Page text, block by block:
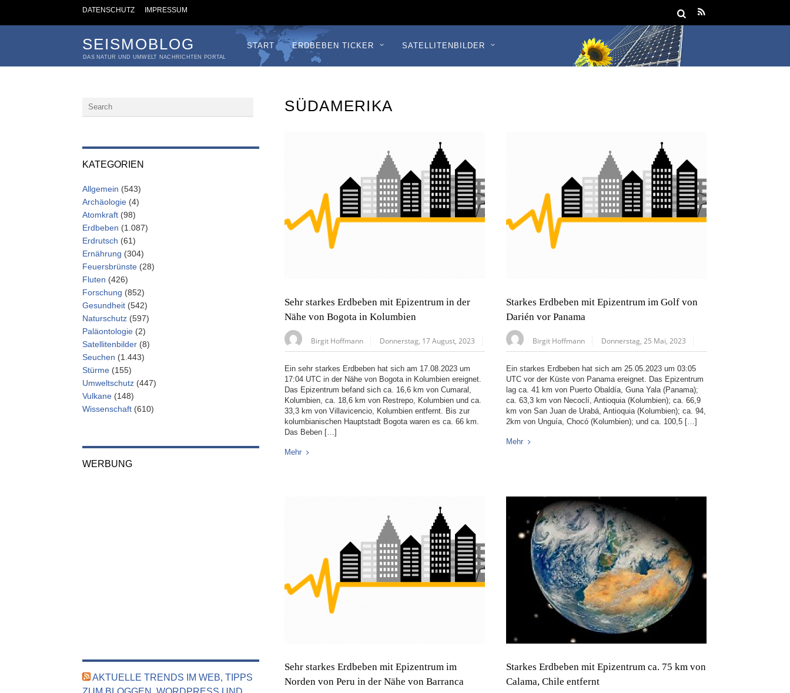
DATENSCHUTZ IMPRESSUM
SEISMOBLOG
DAS NATUR UND UMWELT NACHRICHTEN PORTAL
START ERDBEBEN TICKER SATELLITENBILDER
SÜDAMERIKA
Sehr starkes Erdbeben mit Epizentrum in der
Nähe von Bogota in Kolumbien
Birgit Hoffmann Donnerstag, 17 August, 2023
Ein sehr starkes Erdbeben hat sich am 17.08.2023 um
17:04 UTC in der Nähe von Bogota in Kolumbien ereignet.
Das Epizentrum befand sich ca. 16,6 km von Cumaral,
Kolumbien, ca. 18,6 km von Restrepo, Kolumbien und ca.
33,3 km von Villavicencio, Kolumbien entfernt. Bis zur
kolumbianischen Hauptstadt Bogota waren es ca. 66 km.
Das Beben […]
Mehr
Starkes Erdbeben mit Epizentrum im Golf von
Darién vor Panama
Birgit Hoffmann Donnerstag, 25 Mai, 2023
Ein starkes Erdbeben hat sich am 25.05.2023 um 03:05
UTC vor der Küste von Panama ereignet. Das Epizentrum
lag ca. 41 km von Puerto Obaldía, Guna Yala (Panama);
ca. 63,3 km von Necoclí, Antioquia (Kolumbien); ca. 66,9
km von San Juan de Urabá, Antioquia (Kolumbien); ca. 94,
2km von Unguía, Chocó (Kolumbien); und ca. 100,5 […]
Mehr
Sehr starkes Erdbeben mit Epizentrum im
Norden von Peru in der Nähe von Barranca
Starkes Erdbeben mit Epizentrum ca. 75 km von
Calama, Chile entfernt
KATEGORIEN
Allgemein (543)
Archäologie (4)
Atomkraft (98)
Erdbeben (1.087)
Erdrutsch (61)
Ernährung (304)
Feuersbrünste (28)
Fluten (426)
Forschung (852)
Gesundheit (542)
Naturschutz (597)
Paläontologie (2)
Satellitenbilder (8)
Seuchen (1.443)
Stürme (155)
Umweltschutz (447)
Vulkane (148)
Wissenschaft (610)
WERBUNG
AKTUELLE TRENDS IM WEB, TIPPS